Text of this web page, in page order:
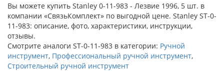
Вы можете купить Stanley 0-11-983 - Лезвие 1996, 5 шт. в
компании «СвязьКомплект» по выгодной цене. Stanley ST-0-
11-983: описание, фото, характеристики, инструкции,
отзывы.
Смотрите аналоги ST-0-11-983 в категории: Ручной
инструмент, Профессиональный ручной инструмент,
Строительный ручной инструмент